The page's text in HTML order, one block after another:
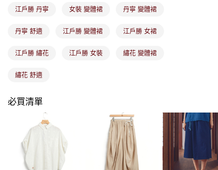
請求用戶進行身份認證。
恩沛科技股份有限公司將有權停止該用戶之使用額度並採取法律行動。
付款後門市取貨
江戶勝 丹寧 女裝 變體裙 丹寧 變體裙
丹寧 舒適 江戶勝 變體裙 江戶勝 女裙
江戶勝 繡花 江戶勝 女裝 繡花 變體裙
繡花 舒適
必買清單